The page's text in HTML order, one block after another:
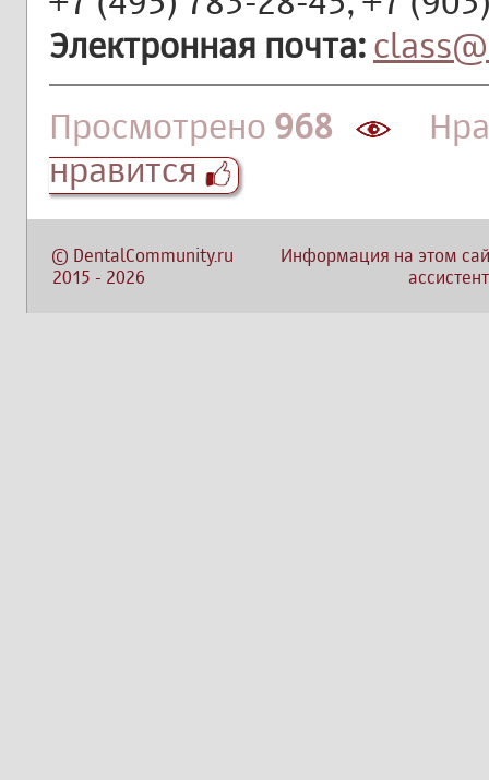
Электронная почта:
Просмотрено 968
нравится
© DentalCommunity.ru
2015 - 2026
Информация на этом